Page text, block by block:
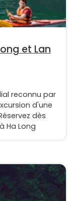
et Lan
reconnu par
d'une
dès
Ha Long